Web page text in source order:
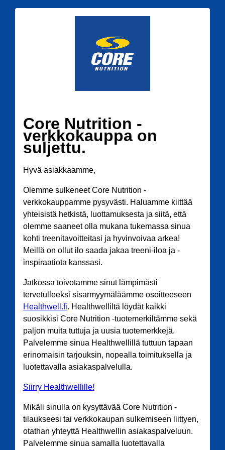
Core Nutrition -
verkkokauppa on
suljettu.
Hyvä asiakkaamme,
Olemme sulkeneet Core Nutrition -
verkkokauppamme pysyvästi. Haluamme kiittää
yhteisistä hetkistä, luottamuksesta ja siitä, että
olemme saaneet olla mukana tukemassa sinua
kohti treenitavoitteitasi ja hyvinvoivaa arkea!
Meillä on ollut ilo saada jakaa treeni-iloa ja -
inspiraatiota kanssasi.
Jatkossa toivotamme sinut lämpimästi
tervetulleeksi sisarmyymäläämme osoitteeseen
Healthwell.fi. Healthwelliltä löydät kaikki
suosikkisi Core Nutrition -tuotemerkiltämme sekä
paljon muita tuttuja ja uusia tuotemerkkejä.
Palvelemme sinua Healthwellillä tuttuun tapaan
erinomaisin tarjouksin, nopealla toimituksella ja
luotettavalla asiakaspalvelulla.
Siirry Healthwellille!
Mikäli sinulla on kysyttävää Core Nutrition -
tilaukseesi tai verkkokaupan sulkemiseen liittyen,
otathan yhteyttä Healthwellin asiakaspalveluun.
Palvelemme sinua samalla luotettavalla